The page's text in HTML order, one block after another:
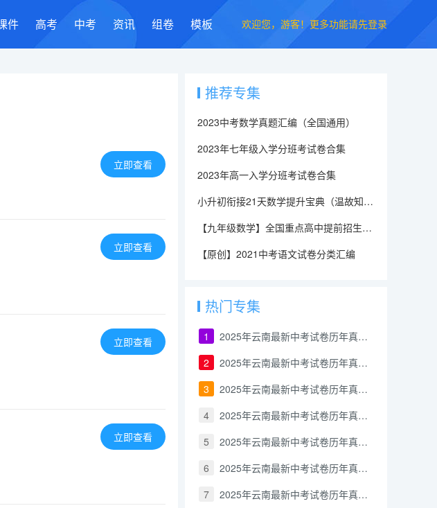
欢迎您，游客！更多功能请先登录
件 高考 中考 资讯 组卷 模板
立即查看
立即查看
立即查看
立即查看
推荐专集
2023中考数学真题汇编（全国通用）
2023年七年级入学分班考试卷合集
2023年高一入学分班考试卷合集
小升初衔接21天数学提升宝典（温故知新，轻松上初一）
【九年级数学】全国重点高中提前招生真题过关
【原创】2021中考语文试卷分类汇编
热门专集
1
2025年云南最新中考试卷历年真题政治
2
2025年云南最新中考试卷历年真题地理
3
2025年云南最新中考试卷历年真题历史
4
2025年云南最新中考试卷历年真题生物
5
2025年云南最新中考试卷历年真题化学
6
2025年云南最新中考试卷历年真题物理
7
2025年云南最新中考试卷历年真题英语